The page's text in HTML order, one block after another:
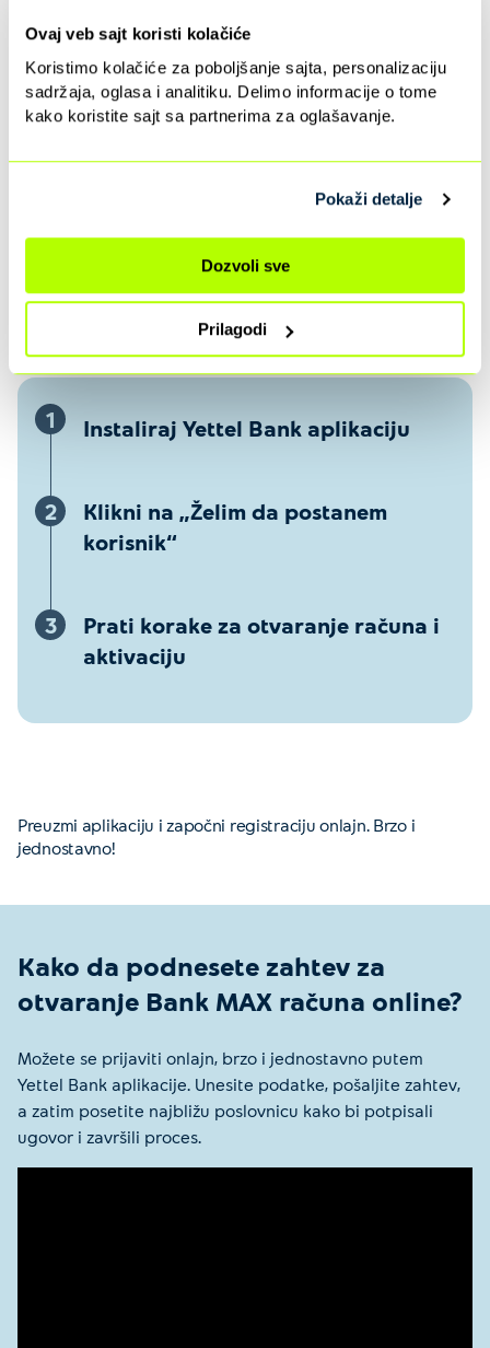
Ovaj veb sajt koristi kolačiće
Koristimo kolačiće za poboljšanje sajta, personalizaciju
sadržaja, oglasa i analitiku. Delimo informacije o tome
kako koristite sajt sa partnerima za oglašavanje.
Pokaži detalje
Dozvoli sve
Prilagodi
Nisi još korisnik Yettel Bank?
1 Instaliraj Yettel Bank aplikaciju
2
Klikni na „Želim da postanem
korisnik“
3
Prati korake za otvaranje računa i
aktivaciju
Preuzmi aplikaciju i započni registraciju onlajn. Brzo i
jednostavno!
Kako da podnesete zahtev za
otvaranje Bank MAX računa online?
Možete se prijaviti onlajn, brzo i jednostavno putem
Yettel Bank aplikacije. Unesite podatke, pošaljite zahtev,
a zatim posetite najbližu poslovnicu kako bi potpisali
ugovor i završili proces.